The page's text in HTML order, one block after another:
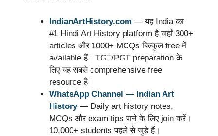
IndianArtHistory.com — यह India का
#1 Hindi Art History platform है जहाँ 300+
articles और 1000+ MCQs बिल्कुल free में
available हैं। TGT/PGT preparation के
लिए यह सबसे comprehensive free
resource है।
WhatsApp Channel — Indian Art
History— Daily art history notes,
MCQs और exam tips पाने के लिए join करें।
10,000+ students पहले से जुड़े हैं।